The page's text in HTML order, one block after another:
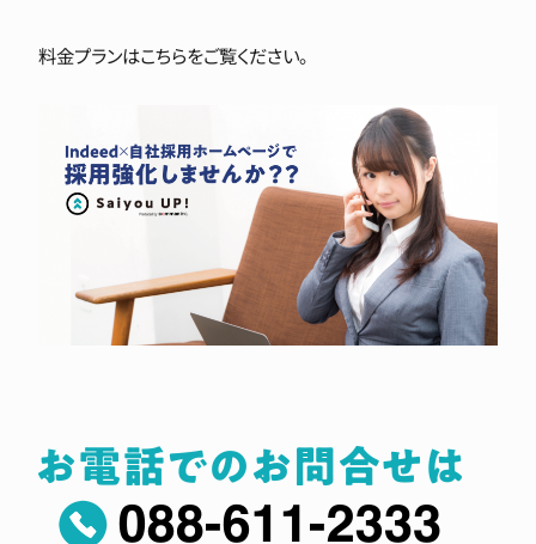
料金プランはこちらをご覧ください。